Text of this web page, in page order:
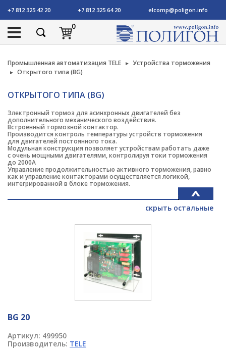
+7 812 325 42 20 +7 812 325 64 20 elcomp@poligon.info
0
Промышленная автоматизация TELE
Устройства торможения
Открытого типа (BG)
ОТКРЫТОГО ТИПА (BG)
скрыть остальные
Электронный тормоз для асинхронных двигателей без
дополнительного механического воздействия.
Встроенный тормозной контактор.
Производится контроль температуры устройств торможения
для двигателей постоянного тока.
Модульная конструкция позволяет устройствам работать даже
с очень мощными двигателями, контролируя токи торможения
до 2000А
Управление продолжительностью активного торможения, равно
как и управление контакторами осуществляется логикой,
интегрированной в блоке торможения.
BG 20
Артикул: 499950
Производитель: TELE